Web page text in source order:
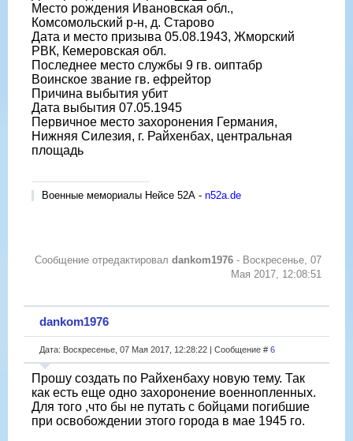
Место рождения Ивановская обл.,
Комсомольский р-н, д. Старово
Дата и место призыва 05.08.1943, Жморский
РВК, Кемеровская обл.
Последнее место службы 9 гв. оиптабр
Воинское звание гв. ефрейтор
Причина выбытия убит
Дата выбытия 07.05.1945
Первичное место захоронения Германия,
Нижняя Силезия, г. Райхенбах, центральная
площадь
Военные мемориалы Нейсе 52А - n52a.de
Сообщение отредактировал dankom1976 - Воскресенье, 07
Мая 2017, 12:08:51
dankom1976
Дата: Воскресенье, 07 Мая 2017, 12:28:22 | Сообщение # 6
Прошу создать по Райхенбаху новую тему. Так
как есть еще одно захоронение военнопленных.
Для того ,что бы не путать с бойцами погибшие
при освобождении этого города в мае 1945 го.